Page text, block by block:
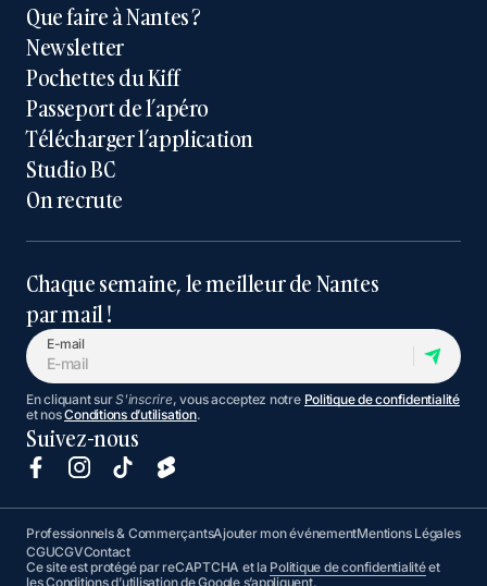
Que faire à Nantes ?
Newsletter
Pochettes du Kiff
Passeport de l’apéro
Télécharger l’application
Studio BC
On recrute
Chaque semaine, le meilleur de Nantes
par mail !
E-mail
En cliquant surS'inscrire, vous acceptez notre Politique de confidentialité
et nosConditions d’utilisation.
Suivez-nous
Professionnels & CommerçantsAjouter mon événementMentions Légales
CGUCGVContact
Ce site est protégé par reCAPTCHA et la Politique de confidentialitéet
lesConditions d’utilisationde Google s’appliquent.